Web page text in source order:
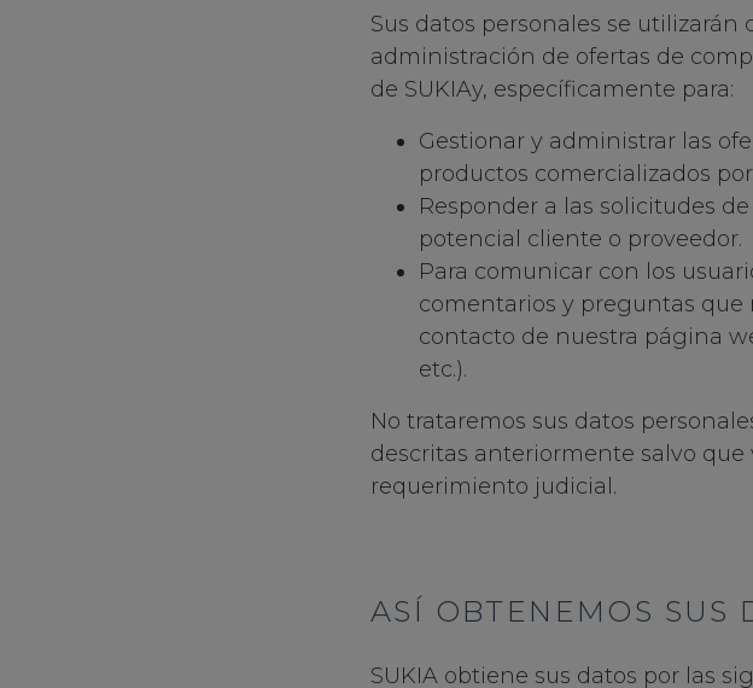
Sus datos personales se
administración de ofertas de
de SUKIAy, específicamente para:
Gestionar y administrar las
productos comercializados por
Responder a las solicitudes
potencial cliente o proveedor.
Para comunicar con los
comentarios y preguntas que
contacto de nuestra página
etc.).
No trataremos sus datos
descritas anteriormente salvo
requerimiento judicial.
ASÍ OBTENEMOS SUS
SUKIA obtiene sus datos por las